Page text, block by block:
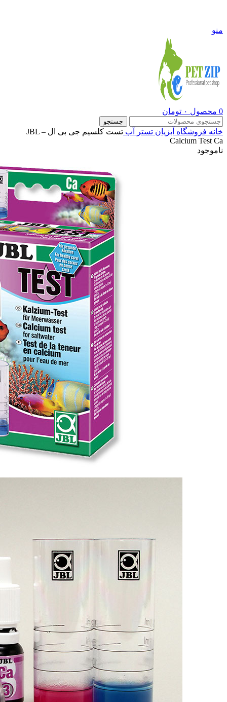
منو
0 محصول ۰ تومان
جستجو
خانه فروشگاه آبزیان تستر آب
تست کلسیم جی بی ال – JBL
Calcium Test Ca
ناموجود